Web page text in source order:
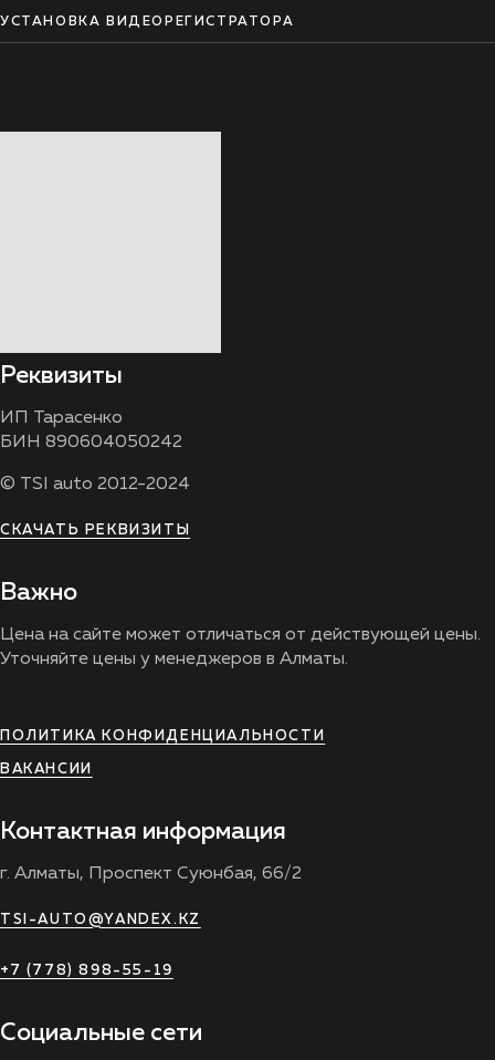
УСТАНОВКА ВИДЕОРЕГИСТРАТОРА
Реквизиты
ИП Тарасенко
БИН 890604050242
© TSI auto 2012-2024
СКАЧАТЬ РЕКВИЗИТЫ
Важно
Цена на сайте может отличаться от действующей цены.
Уточняйте цены у менеджеров в Алматы.
ПОЛИТИКА КОНФИДЕНЦИАЛЬНОСТИ
ВАКАНСИИ
Контактная информация
г. Алматы, Проспект Суюнбая, 66/2
TSI-AUTO@YANDEX.KZ
+7 (778) 898-55-19
Социальные сети